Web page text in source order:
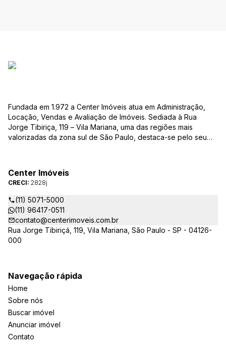
Fundada em 1.972 a Center Imóveis atua em Administração,
Locação, Vendas e Avaliação de Imóveis. Sediada à Rua
Jorge Tibiriça, 119 – Vila Mariana, uma das regiões mais
valorizadas da zona sul de São Paulo, destaca-se pelo seu
atuantes imobiliárias da região, credenciada junto ao Conselho
Regional dos Corretores de Imóveis (CRECI) e associada ao
Sindicato das Empresas de Compra, Venda, Locação e
Administração de Imóveis Residenciais e Comerciais de São
Paulo (SECOVI).
Center Imóveis
CRECI: 2828j
(11) 5071-5000
(11) 96417-0511
contato@centerimoveis.com.br
Rua Jorge Tibiriçá, 119, Vila Mariana, São Paulo - SP - 04126-
000
Navegação rápida
Home
Sobre nós
Buscar imóvel
Anunciar imóvel
Contato